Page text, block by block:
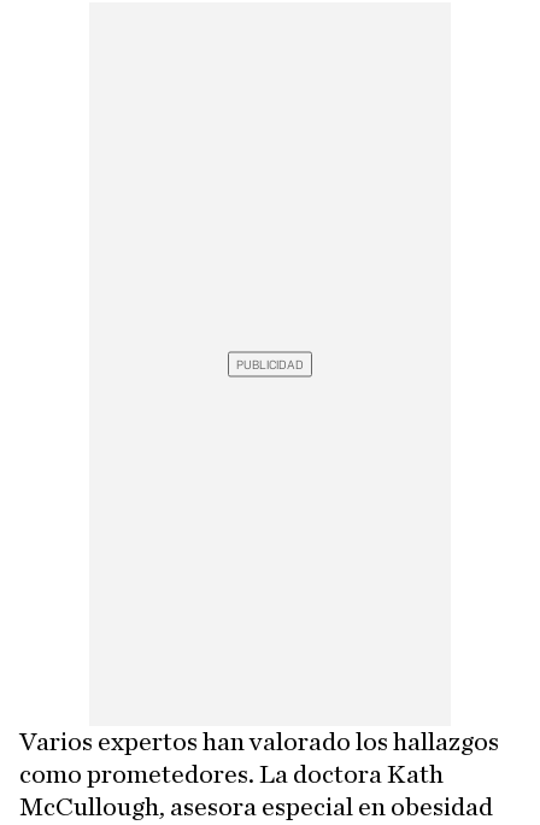
Varios expertos han valorado los hallazgos
como prometedores. La doctora Kath
McCullough, asesora especial en obesidad